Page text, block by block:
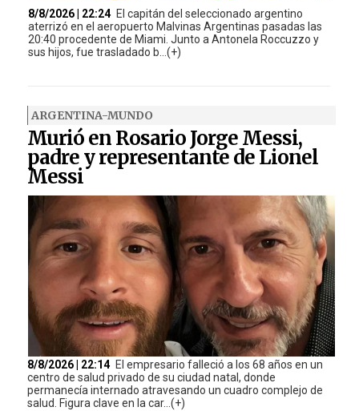
8/8/2026 | 22:24 El capitán del seleccionado argentino
aterrizó en el aeropuerto Malvinas Argentinas pasadas las
20:40 procedente de Miami. Junto a Antonela Roccuzzo y
sus hijos, fue trasladado b...(+)
ARGENTINA-MUNDO
Murió en Rosario Jorge Messi,
padre y representante de Lionel
Messi
8/8/2026 | 22:14 El empresario falleció a los 68 años en un
centro de salud privado de su ciudad natal, donde
permanecía internado atravesando un cuadro complejo de
salud. Figura clave en la car...(+)